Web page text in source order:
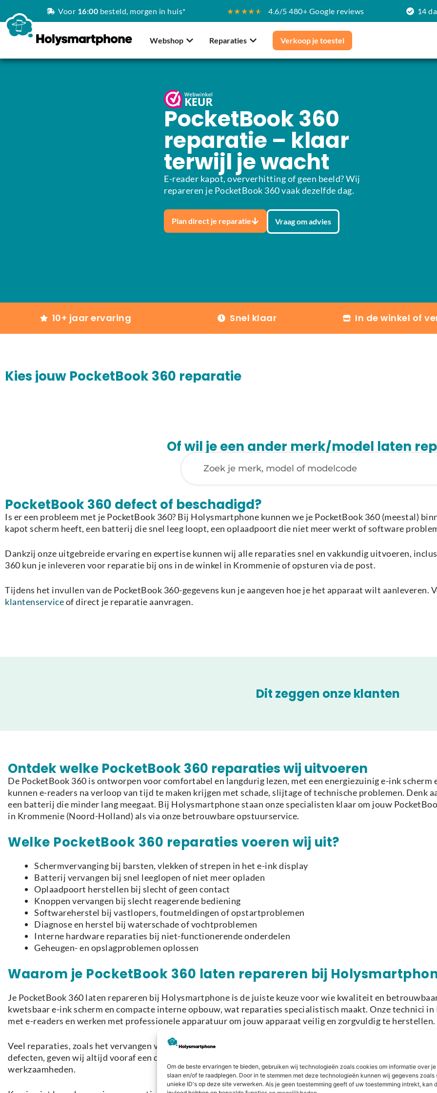
Om de beste ervaringen te bieden, gebruiken wij technologieën zoals cookies om informatie over
slaan en/of te raadplegen. Door in te stemmen met deze technologieën kunnen wij gegevens zoals
unieke ID's op deze site verwerken. Als je geen toestemming geeft of uw toestemming intrekt, kan
Voor 16:00 besteld, morgen in huis* ★★★★★ 4.6/5 480+ Google reviews 14
Webshop Reparaties Verkoop je toestel
PocketBook 360
reparatie – klaar
terwijl je wacht
E-reader kapot, oververhitting of geen beeld? Wij
repareren je PocketBook 360 vaak dezelfde dag.
Plan direct je reparatie Vraag om advies
10+ jaar ervaring Snel klaar In de winkel of
Kies jouw PocketBook 360 reparatie
Of wil je een ander merk/model laten
PocketBook 360 defect of beschadigd?
Is er een probleem met je PocketBook 360? Bij Holysmartphone kunnen we je PocketBook 360 (meestal)
kapot scherm heeft, een batterij die snel leeg loopt, een oplaadpoort die niet meer werkt of software
Dankzij onze uitgebreide ervaring en expertise kunnen wij alle reparaties snel en vakkundig uitvoeren,
360 kun je inleveren voor reparatie bij ons in de winkel in Krommenie of opsturen via de post.
Tijdens het invullen van de PocketBook 360-gegevens kun je aangeven hoe je het apparaat wilt aanleveren.
klantenserviceof direct je reparatie aanvragen.
Dit zeggen onze klanten
Ontdek welke PocketBook 360 reparaties wij uitvoeren
De PocketBook 360 is ontworpen voor comfortabel en langdurig lezen, met een energiezuinig e-ink
kunnen e-readers na verloop van tijd te maken krijgen met schade, slijtage of technische problemen. Denk
een batterij die minder lang meegaat. Bij Holysmartphone staan onze specialisten klaar om jouw
in Krommenie (Noord-Holland) als via onze betrouwbare opstuurservice.
Welke PocketBook 360 reparaties voeren wij uit?
Schermvervanging bij barsten, vlekken of strepen in het e-ink display
Batterij vervangen bij snel leeglopen of niet meer opladen
Oplaadpoort herstellen bij slecht of geen contact
Knoppen vervangen bij slecht reagerende bediening
Softwareherstel bij vastlopers, foutmeldingen of opstartproblemen
Diagnose en herstel bij waterschade of vochtproblemen
Interne hardware reparaties bij niet-functionerende onderdelen
Geheugen- en opslagproblemen oplossen
Waarom je PocketBook 360 laten repareren bij
Je PocketBook 360 laten repareren bij Holysmartphone is de juiste keuze voor wie kwaliteit en
kwetsbaar e-ink scherm en compacte interne opbouw, wat reparaties specialistisch maakt. Onze technici
met e-readers en werken met professionele apparatuur om jouw apparaat veilig en zorgvuldig te herstellen.
Veel reparaties, zoals het vervangen van een batterij of oplaadpoort, voeren wij doorgaans snel uit. Bij
defecten, geven wij altijd vooraf een duidelijke diagnose en advies. Wij gebruiken onderdelen van hoge
werkzaamheden.